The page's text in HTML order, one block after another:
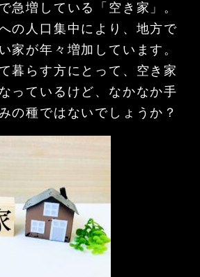
急増している「空き家」。
の人口集中により、地方で
家が年々増加しています。
暮らす方にとって、空き家
っているけど、なかなか手
の種ではないでしょうか？